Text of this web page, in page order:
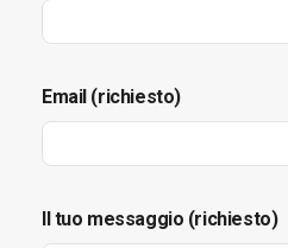
Email (richiesto)
Il tuo messaggio (richiesto)